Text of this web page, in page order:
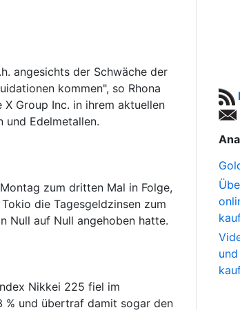
angesichts der Schwäche der
kommen", so Rhona
Group Inc. in ihrem aktuellen
und Edelmetallen.
zum dritten Mal in Folge,
die Tagesgeldzinsen zum
Null auf Null angehoben hatte.
Nikkei 225 fiel im
% und übertraf damit sogar den